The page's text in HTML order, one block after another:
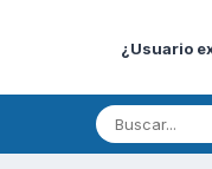
¿Usuario